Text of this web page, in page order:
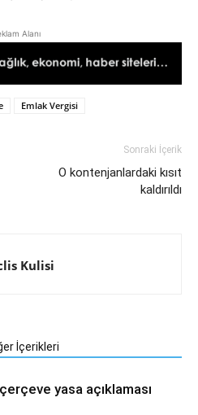
Alanı
Emlak Vergisi
Sonraki İçerik
O kontenjanlardaki kısıt
kaldırıldı
Kulisi
İçerikleri
yasa açıklaması